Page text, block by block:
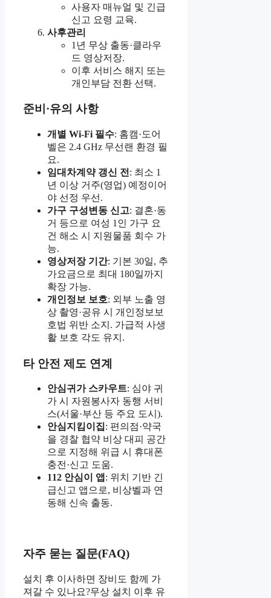
사용자 매뉴얼 및 긴급
신고 요령 교육.
사후관리
1년 무상 출동·클라우
드 영상저장.
이후 서비스 해지 또는
개인부담 전환 선택.
준비·유의 사항
개별 Wi-Fi 필수: 홈캠·도어
벨은 2.4 GHz 무선랜 환경 필
요.
임대차계약 갱신 전 : 최소 1
년 이상 거주(영업) 예정이어
야 선정 우선.
가구 구성변동 신고: 결혼·동
거 등으로 여성 1인 가구 요
건 해소 시 지원물품 회수 가
능.
영상저장 기간: 기본 30일, 추
가요금으로 최대 180일까지
확장 가능.
개인정보 보호: 외부 노출 영
상 촬영·공유 시 개인정보보
호법 위반 소지. 가급적 사생
활 보호 각도 유지.
타 안전 제도 연계
안심귀가 스카우트: 심야 귀
가 시 자원봉사자 동행 서비
스(서울·부산 등 주요 도시).
안심지킴이집: 편의점·약국
을 경찰 협약 비상 대피 공간
으로 지정해 위급 시 휴대폰
충전·신고 도움.
112 안심이 앱 : 위치 기반 긴
급신고 앱으로, 비상벨과 연
동해 신속 출동.
자주 묻는 질문(FAQ)
설치 후 이사하면 장비도 함께 가
져갈 수 있나요?무상 설치 이후 유